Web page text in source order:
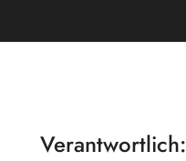
Verantwortlich: